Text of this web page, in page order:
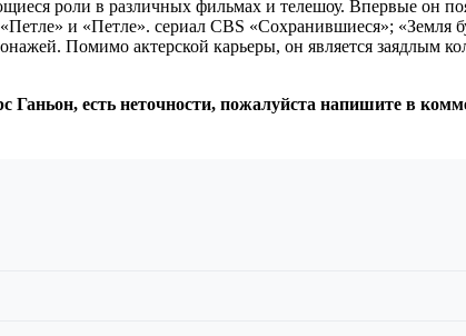
роли в различных фильмах и телешоу. Впервые он
и «Петле». сериал CBS «Сохранившиеся»; «Земля
Помимо актерской карьеры, он является заядлым
Ганьон, есть неточности, пожалуйста напишите в